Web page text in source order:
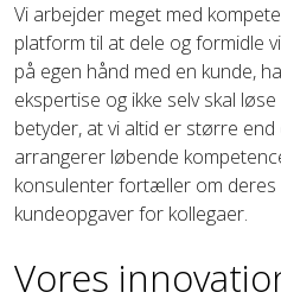
Vi arbejder meget med
platform til at dele og formidle
på egen hånd med en kunde,
ekspertise og ikke selv skal
betyder, at vi altid er større end
arrangerer løbende
konsulenter fortæller om
kundeopgaver for kollegaer.
Vores